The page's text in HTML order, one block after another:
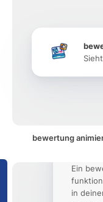
bewertung
Ein
in